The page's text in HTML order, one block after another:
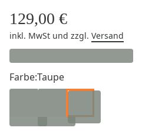
129,00 €
inkl. MwSt und zzgl. Versand
Farbe:Taupe